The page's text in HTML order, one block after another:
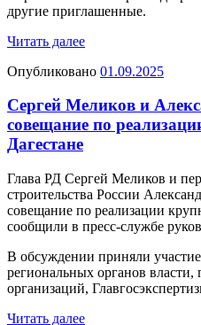
другие приглашенные.
Читать далее
Опубликовано 01.09.2025
Сергей Меликов и
совещание по
Дагестане
Глава РД Сергей Меликов и
строительства России
совещание по реализации
сообщили в пресс-службе
В обсуждении приняли
региональных органов
организаций,
Читать далее